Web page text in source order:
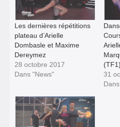
Les dernières répétitions
plateau d’Arielle
Dombasle et Maxime
Dereymez
28 octobre 2017
Dans "News"
(TF1)
31